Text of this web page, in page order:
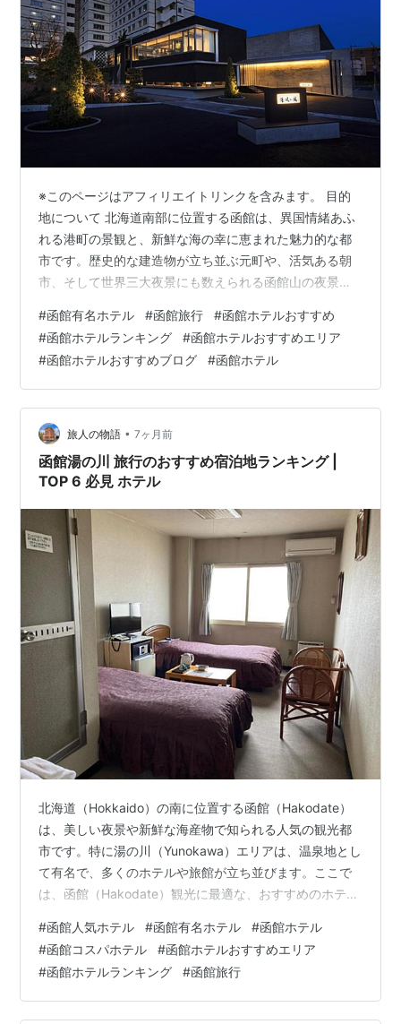
※このページはアフィリエイトリンクを含みます。 目的
地について 北海道南部に位置する函館は、異国情緒あふ
れる港町の景観と、新鮮な海の幸に恵まれた魅力的な都
市です。歴史的な建造物が立ち並ぶ元町や、活気ある朝
市、そして世界三大夜景にも数えられる函館山の夜景な
泉地として知られる湯の川エリアは、心地よい湯に浸か
りながら、心身ともにリフレッシュできる特別な場所と
して、多くの旅人を惹きつけています。 現地の文化 函館
の文化は、古くから港町として栄えた歴史に深く根ざし
ています。和洋折衷の建築様式は、開港以来さまざまな
文化が交錯してきた証であり、街を歩くだけで…
#函館有名ホテル #函館旅行 #函館ホテルおすすめ
#函館ホテルランキング #函館ホテルおすすめエリア
#函館ホテルおすすめブログ #函館ホテル
旅人の物語 • 7ヶ月前
函館湯の川 旅行のおすすめ宿泊地ランキング |
TOP 6 必見 ホテル
北海道（Hokkaido）の南に位置する函館（Hakodate）
は、美しい夜景や新鮮な海産物で知られる人気の観光都
市です。特に湯の川（Yunokawa）エリアは、温泉地とし
て有名で、多くのホテルや旅館が立ち並びます。ここで
は、函館（Hakodate）観光に最適な、おすすめのホテル
最安値で安心予約 Agodaは最低価格保障制で旅行客が安
心して宿を予約できるようサポートします。 そのため、
旅行の準備をする際に、多くの方々がAgodaを通じて最
安値で宿泊施設を予約しています。 最安値保証！ 函館
#函館人気ホテル #函館有名ホテル #函館ホテル
#函館コスパホテル #函館ホテルおすすめエリア
#函館ホテルランキング #函館旅行